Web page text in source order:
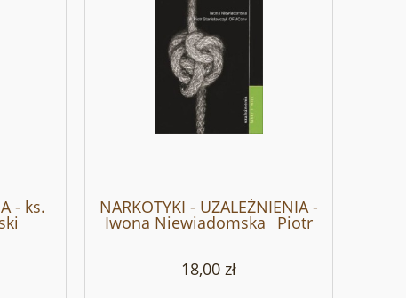
- ks. NARKOTYKI - UZALEŻNIENIA -
Iwona Niewiadomska_ Piotr
Stanisławczyk OFMConv
18,00 zł